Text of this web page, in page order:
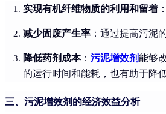
实现有机纤维物质的利用和留着
减少固废产生率 ：通过提高污泥
降低药剂成本： 污泥增效剂能够
的运行时间和能耗，也有助于降
三、污泥增效剂的经济效益分析